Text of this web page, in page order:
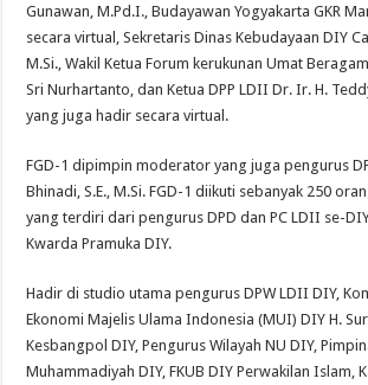
Gunawan, M.Pd.I., Budayawan Yogyakarta GKR
secara virtual, Sekretaris Dinas Kebudayaan DIY
M.Si., Wakil Ketua Forum kerukunan Umat
Sri Nurhartanto, dan Ketua DPP LDII Dr. Ir. H.
yang juga hadir secara virtual.
FGD-1 dipimpin moderator yang juga pengurus
Bhinadi, S.E., M.Si. FGD-1 diikuti sebanyak 250
yang terdiri dari pengurus DPD dan PC LDII se-
Kwarda Pramuka DIY.
Hadir di studio utama pengurus DPW LDII DIY,
Ekonomi Majelis Ulama Indonesia (MUI) DIY H.
Kesbangpol DIY, Pengurus Wilayah NU DIY,
Muhammadiyah DIY, FKUB DIY Perwakilan Islam,